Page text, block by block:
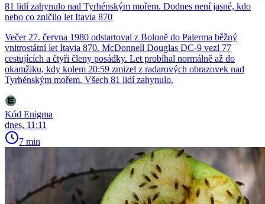
81 lidí zahynulo nad Tyrhénským mořem. Dodnes není jasné, kdo
nebo co zničilo let Itavia 870
Večer 27. června 1980 odstartoval z Boloně do Palerma běžný
vnitrostátní let Itavia 870. McDonnell Douglas DC-9 vezl 77
cestujících a čtyři členy posádky. Let probíhal normálně až do
okamžiku, kdy kolem 20:59 zmizel z radarových obrazovek nad
Tyrhénským mořem. Všech 81 lidí zahynulo.
Kód Enigma
dnes, 11:11
7 min